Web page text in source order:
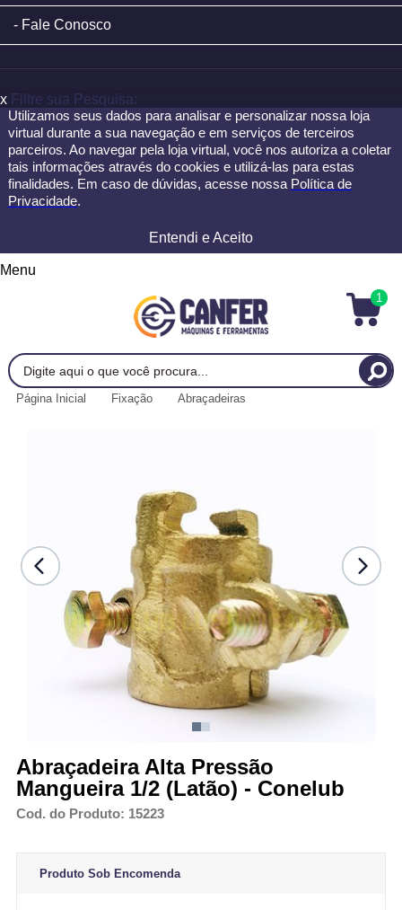
Fale Conosco
x Filtre sua Pesquisa:
Utilizamos seus dados para analisar e personalizar nossa loja
virtual durante a sua navegação e em serviços de terceiros
parceiros. Ao navegar pela loja virtual, você nos autoriza a coletar
tais informações através do cookies e utilizá-las para estas
finalidades. Em caso de dúvidas, acesse nossa Política de
Privacidade.
Entendi e Aceito
Menu
1
Página Inicial Fixação Abraçadeiras
Abraçadeira Alta Pressão
Mangueira 1/2 (Latão) - Conelub
Cod. do Produto: 15223
Produto Sob Encomenda